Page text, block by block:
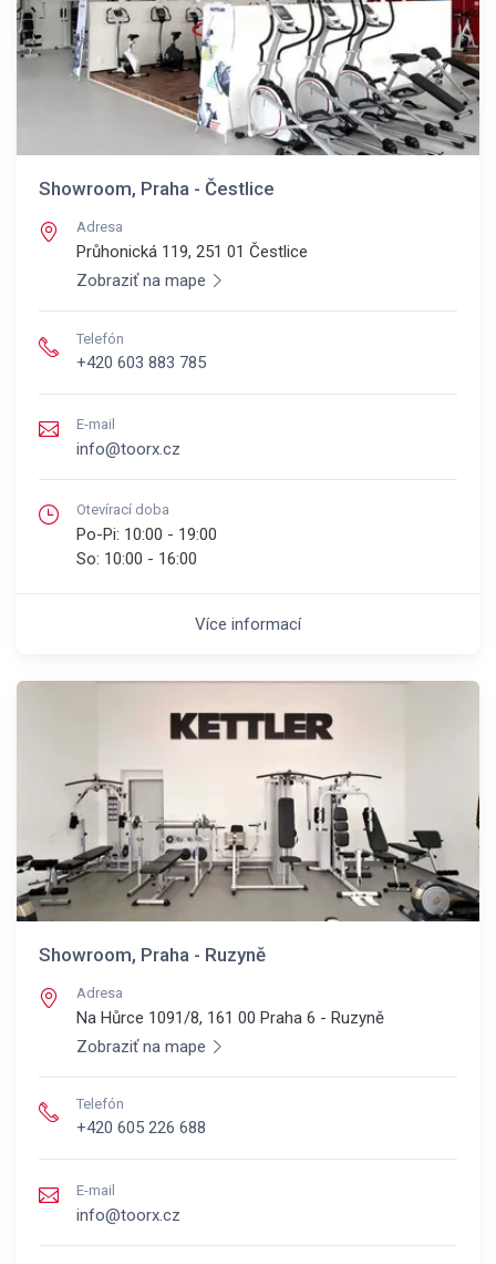
Showroom, Praha - Čestlice
Adresa
Průhonická 119, 251 01 Čestlice
Zobraziť na mape
Telefón
+420 603 883 785
E-mail
info@toorx.cz
Otevírací doba
Po-Pi: 10:00 - 19:00
So: 10:00 - 16:00
Více informací
Showroom, Praha - Ruzyně
Adresa
Na Hůrce 1091/8, 161 00 Praha 6 - Ruzyně
Zobraziť na mape
Telefón
+420 605 226 688
E-mail
info@toorx.cz